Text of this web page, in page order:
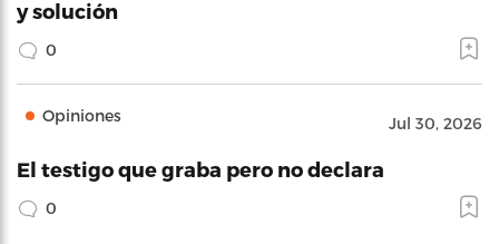
y solución
0
Opiniones Jul 30, 2026
El testigo que graba pero no declara
0